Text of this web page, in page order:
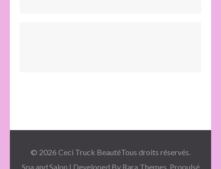
© 2026 Ceci Truck BeautéTous droits réservés.
Spa and Salon | Developed By Rara Themes . Propulsé